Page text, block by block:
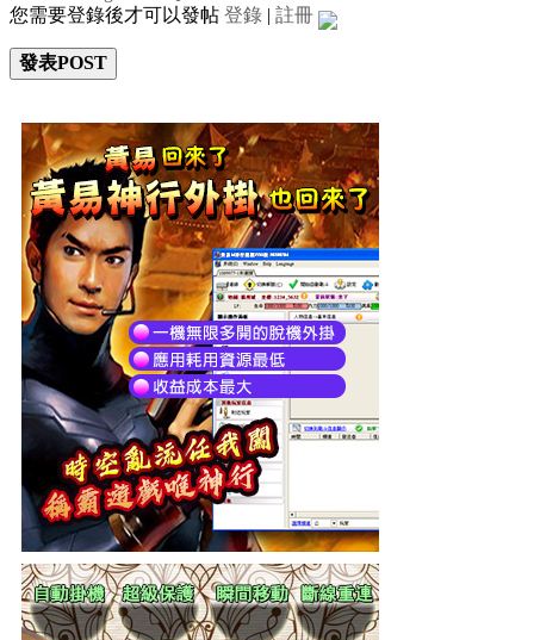
您需要登錄後才可以發帖 登錄 | 註冊
發表POST